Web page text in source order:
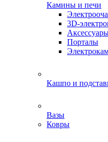
Камины и печи
3D-
Порталы
Кашпо и
Вазы
Ковры